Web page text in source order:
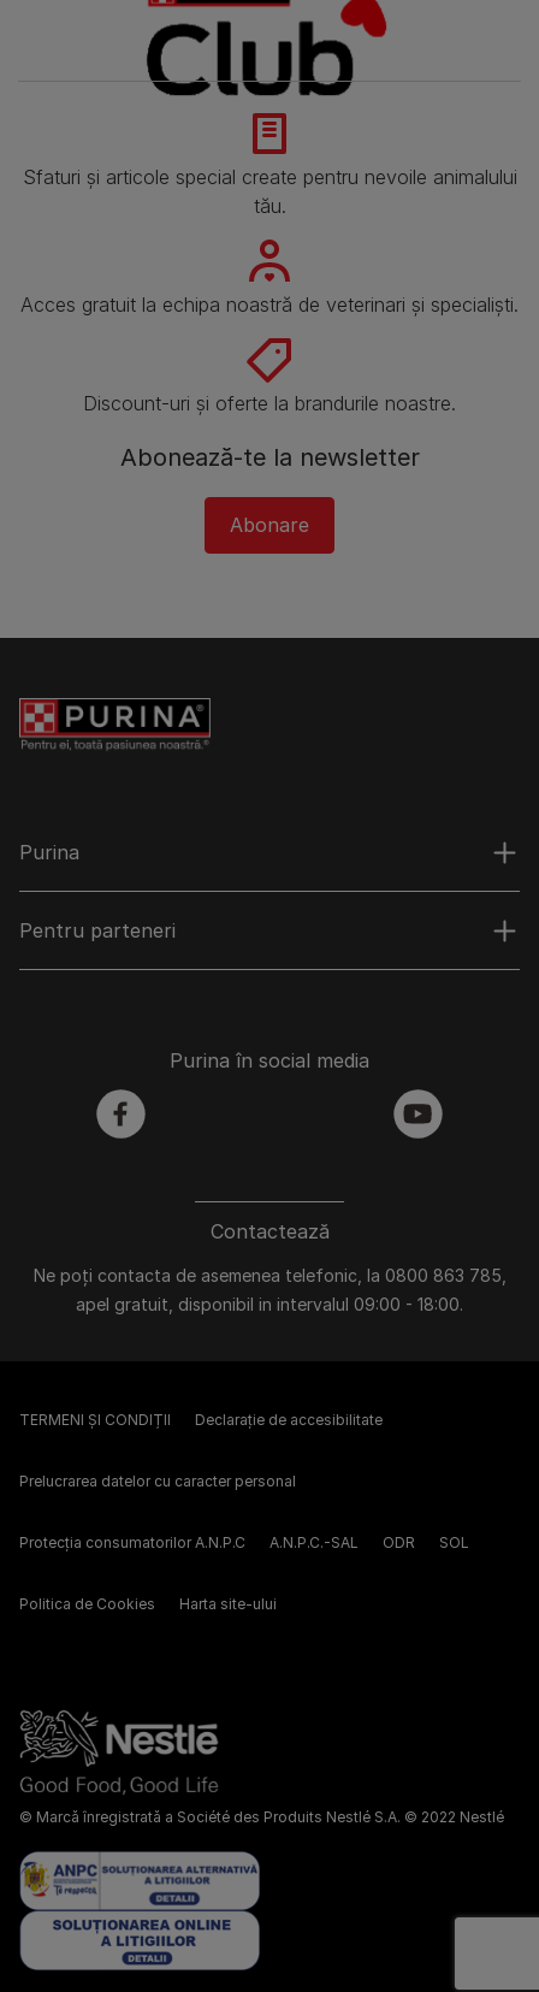
Sfaturi și articole special create pentru nevoile animalului
tău.
Acces gratuit la echipa noastră de veterinari și specialiști.
Discount-uri și oferte la brandurile noastre.
Abonează-te la newsletter
Abonare
Purina
Pentru parteneri
Contactează
Ne poți contacta de asemenea telefonic, la 0800 863 785,
apel gratuit, disponibil in intervalul 09:00 - 18:00.
Purina în social media
facebook youtube
© Marcă înregistrată a Société des Produits Nestlé S.A. © 2022 Nestlé
TERMENI ȘI CONDIȚII Declarație de accesibilitate
Prelucrarea datelor cu caracter personal
Protecția consumatorilor A.N.P.C A.N.P.C.-SAL ODR SOL
Politica de Cookies Harta site-ului